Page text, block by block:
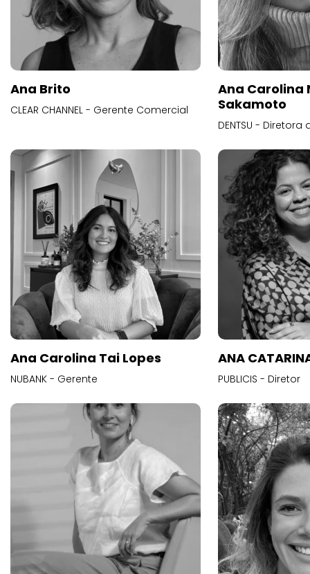
Ana Brito
CLEAR CHANNEL - Gerente Comercial
Ana Carolina
Sakamoto
DENTSU -
Ana Carolina Tai Lopes
NUBANK - Gerente
ANA
PUBLICIS - Diretor